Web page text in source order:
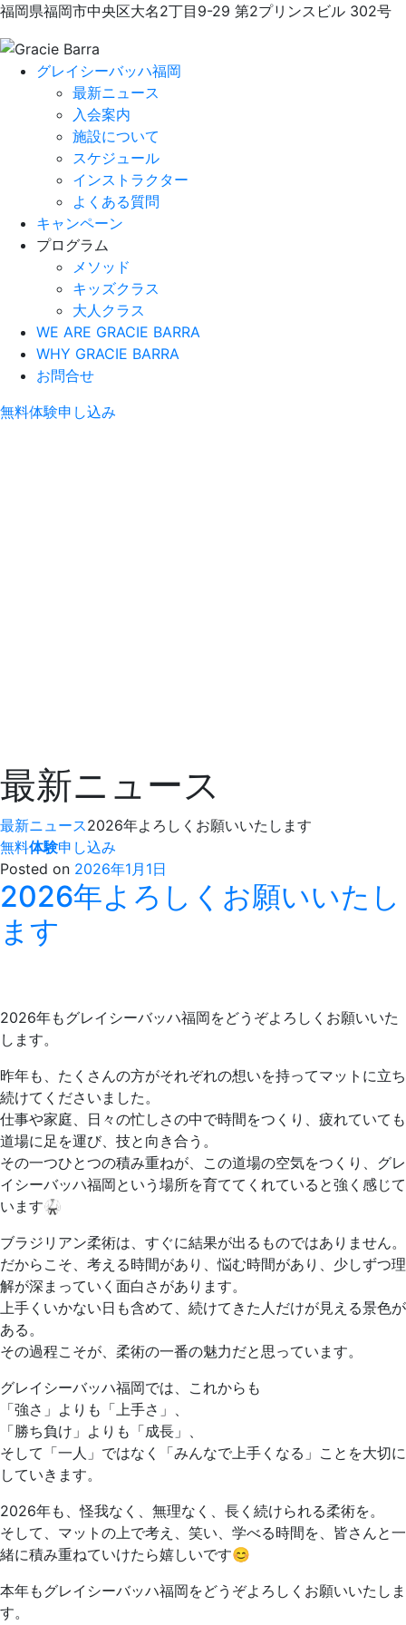
福岡県福岡市中央区大名2丁目9-29 第2プリンスビル 302号
グレイシーバッハ福岡
最新ニュース
入会案内
施設について
スケジュール
インストラクター
よくある質問
キャンペーン
プログラム
メソッド
キッズクラス
大人クラス
WE ARE GRACIE BARRA
WHY GRACIE BARRA
お問合せ
無料体験申し込み
最新ニュース
最新ニュース2026年よろしくお願いいたします
無料体験申し込み
Posted on 2026年1月1日
2026年よろしくお願いいたし
ます
2026年もグレイシーバッハ福岡をどうぞよろしくお願いいた
します。
昨年も、たくさんの方がそれぞれの想いを持ってマットに立ち
続けてくださいました。
仕事や家庭、日々の忙しさの中で時間をつくり、疲れていても
道場に足を運び、技と向き合う。
その一つひとつの積み重ねが、この道場の空気をつくり、グレ
イシーバッハ福岡という場所を育ててくれていると強く感じて
います🥋
ブラジリアン柔術は、すぐに結果が出るものではありません。
だからこそ、考える時間があり、悩む時間があり、少しずつ理
解が深まっていく面白さがあります。
上手くいかない日も含めて、続けてきた人だけが見える景色が
ある。
その過程こそが、柔術の一番の魅力だと思っています。
グレイシーバッハ福岡では、これからも
「強さ」よりも「上手さ」、
「勝ち負け」よりも「成長」、
そして「一人」ではなく「みんなで上手くなる」ことを大切に
していきます。
2026年も、怪我なく、無理なく、長く続けられる柔術を。
そして、マットの上で考え、笑い、学べる時間を、皆さんと一
緒に積み重ねていけたら嬉しいです😊
本年もグレイシーバッハ福岡をどうぞよろしくお願いいたしま
す。